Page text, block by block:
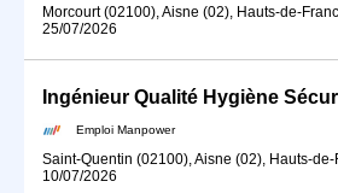
Morcourt (02100), Aisne (02), Hauts-de-
25/07/2026
Emploi Manpower
Saint-Quentin (02100), Aisne (02), Hauts-de-
10/07/2026